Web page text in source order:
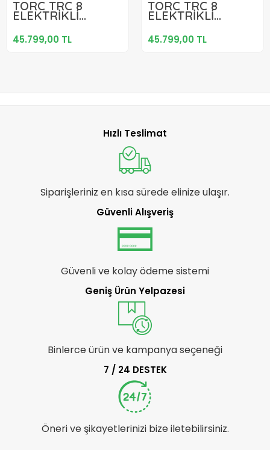
TORC TRC 8
ELEKTRİKLİ
KATLANIR
BİSİKLET 420H MD
20 JANT 7 VİTES
45.799,00 TL
Sepete Ekle
TORC TRC 8
ELEKTRİKLİ
KATLANIR
BİSİKLET 420H MD
20 JANT 7 VİTES
45.799,00 TL
Sepete Ekle
Hızlı Teslimat
Siparişleriniz en kısa sürede elinize ulaşır.
Güvenli Alışveriş
Güvenli ve kolay ödeme sistemi
Geniş Ürün Yelpazesi
Binlerce ürün ve kampanya seçeneği
7 / 24 DESTEK
Öneri ve şikayetlerinizi bize iletebilirsiniz.